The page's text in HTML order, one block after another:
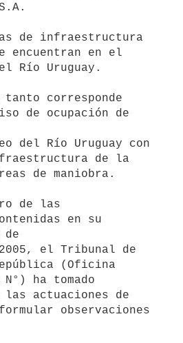
de infraestructura
encuentran en el
Río Uruguay.
corresponde
de ocupación de
del Río Uruguay con
de la
de maniobra.
de las
en su
de
el Tribunal de
(Oficina
ha tomado
actuaciones de
observaciones